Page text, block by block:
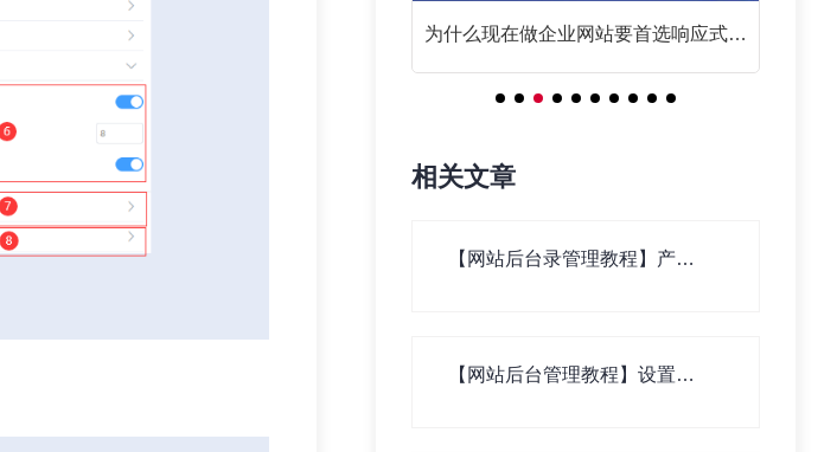
外贸网站建设应该注意什么？ 为什么现在做企业网站要首选响应式网
站？
相关文章
【网站后台录管理教程】产
【网站后台管理教程】设置栏